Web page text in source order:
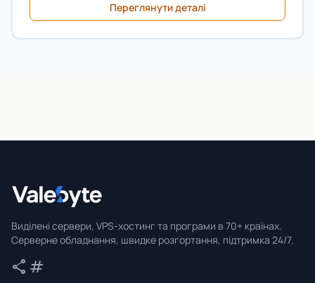
Переглянути деталі
Виділені сервери, VPS-хостинг та програми в 70+ країнах.
Серверне обладнання, швидке розгортання, підтримка 24/7.
share Поділитися
tag